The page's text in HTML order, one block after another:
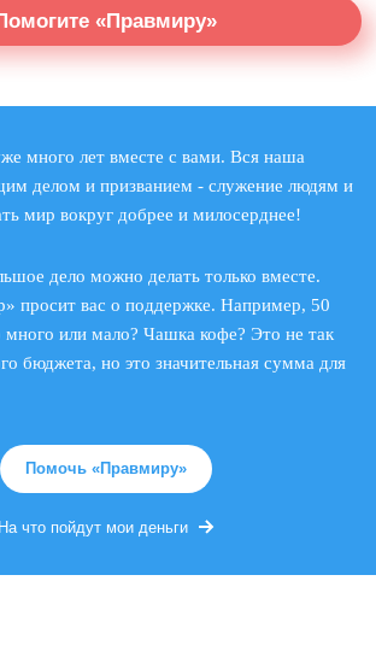
«Правмиру»
много лет вместе с вами. Вся наша
делом и призванием - служение людям и
мир вокруг добрее и милосерднее!
дело можно делать только вместе.
просит вас о поддержке. Например, 50
много или мало? Чашка кофе? Это не так
бюджета, но это значительная сумма для
Помочь «Правмиру»
На что пойдут мои деньги